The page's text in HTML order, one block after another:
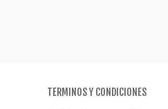
TERMINOS Y CONDICIONES